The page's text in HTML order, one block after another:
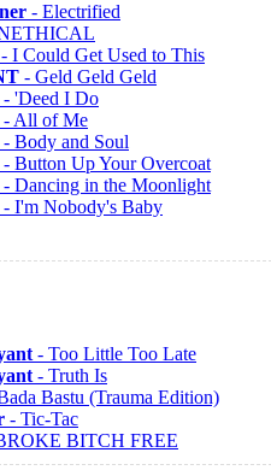
- Electrified
- I Could Get Used to This
- Geld Geld Geld
- 'Deed I Do
- All of Me
- Body and Soul
- Button Up Your Overcoat
- Dancing in the Moonlight
- I'm Nobody's Baby
- Too Little Too Late
- Truth Is
Bastu (Trauma Edition)
- Tic-Tac
BITCH FREE